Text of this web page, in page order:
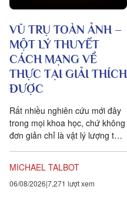
VŨ TRỤ TOÀN ẢNH –
MỘT LÝ THUYẾT
CÁCH MẠNG VỀ
THỰC TẠI GIẢI THÍCH
ĐƯỢC
Rất nhiều nghiên cứu mới đây
trong mọi khoa học, chứ không
đơn giản chỉ là vật lý lượng tử,
chúng ta tưởng. Một câu
chuyện khoa học đang xuất
MICHAEL TALBOT
06/08/2026 7,271 lượt xem